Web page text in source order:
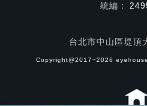
統編：
台北市中山區堤頂
Copyright@2017~2026